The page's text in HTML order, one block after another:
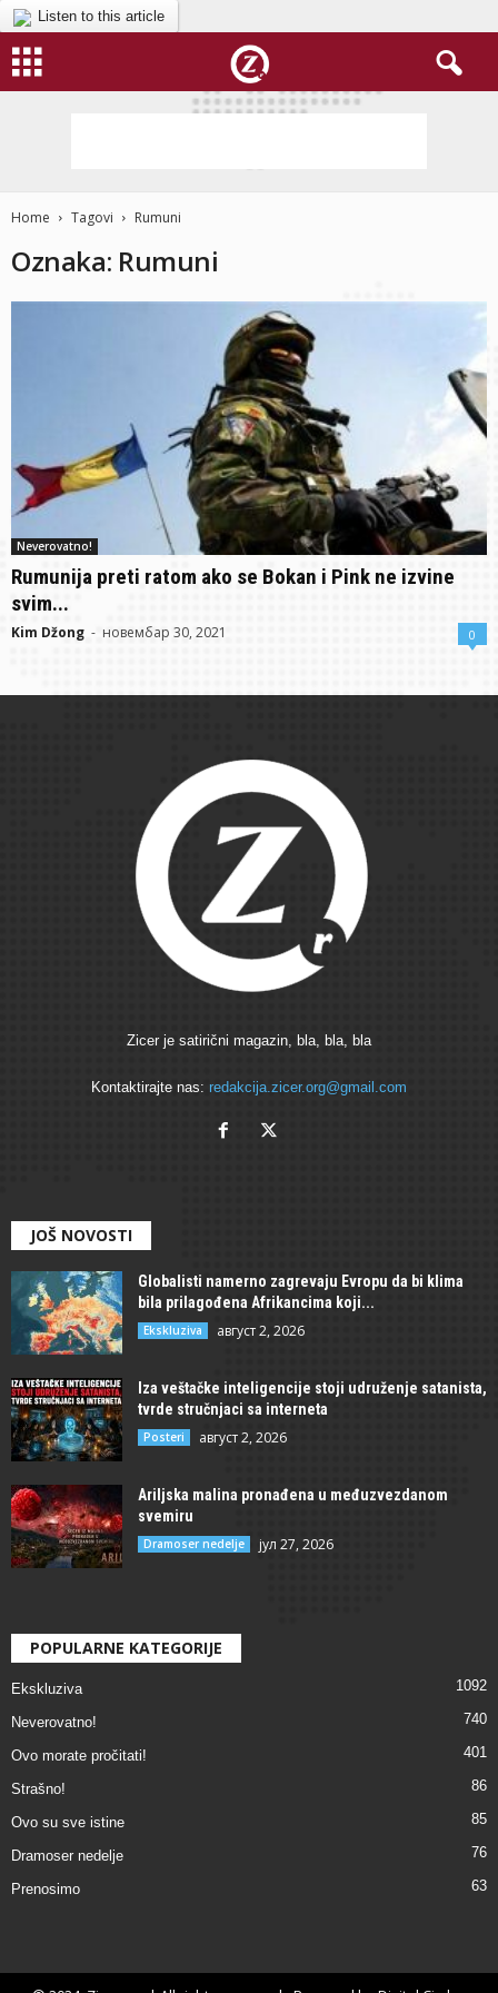
Listen to this article
Home Tagovi Rumuni
Oznaka: Rumuni
Neverovatno!
Rumunija preti ratom ako se Bokan i Pink ne izvine
svim...
Kim Džong - новембар 30, 2021 0
Zicer je satirični magazin, bla, bla, bla
Kontaktirajte nas: redakcija.zicer.org@gmail.com
JOŠ NOVOSTI
Globalisti namerno zagrevaju Evropu da bi klima
bila prilagođena Afrikancima koji...
Ekskluziva август 2, 2026
Iza veštačke inteligencije stoji udruženje satanista,
tvrde stručnjaci sa interneta
Posteri август 2, 2026
Ariljska malina pronađena u međuzvezdanom
svemiru
Dramoser nedelje јул 27, 2026
POPULARNE KATEGORIJE
Ekskluziva 1092
Neverovatno! 740
Ovo morate pročitati! 401
Strašno! 86
Ovo su sve istine 85
Dramoser nedelje 76
Prenosimo 63